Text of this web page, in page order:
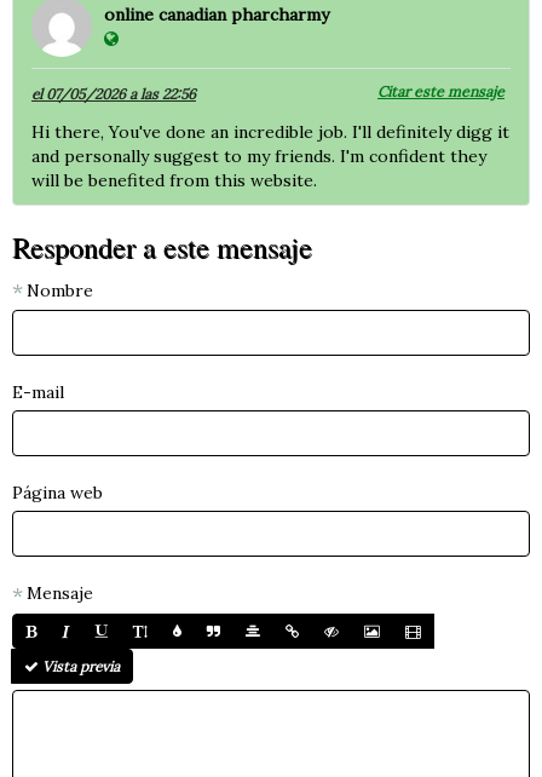
online canadian pharcharmy
el 07/05/2026 a las 22:56 Citar este mensaje
Hi there, You've done an incredible job. I'll definitely digg it
and personally suggest to my friends. I'm confident they
will be benefited from this website.
Responder a este mensaje
Nombre
E-mail
Página web
Mensaje
Vista previa